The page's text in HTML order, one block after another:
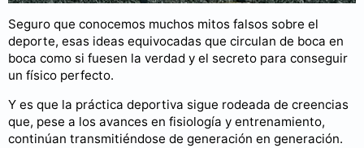
Seguro que conocemos muchos mitos falsos sobre el
deporte, esas ideas equivocadas que circulan de boca en
boca como si fuesen la verdad y el secreto para conseguir
un físico perfecto.
Y es que la práctica deportiva sigue rodeada de creencias
que, pese a los avances en fisiología y entrenamiento,
continúan transmitiéndose de generación en generación.